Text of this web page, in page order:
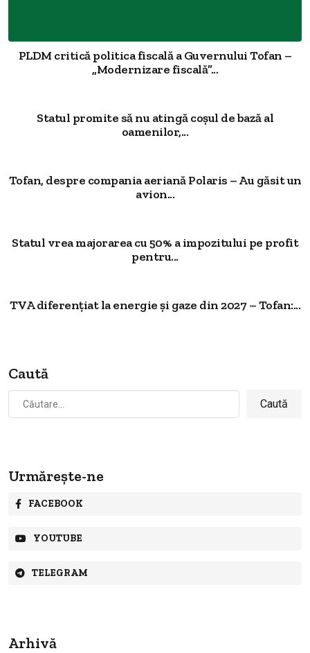
PLDM critică politica fiscală a Guvernului Tofan –
„Modernizare fiscală”...
Statul promite să nu atingă coșul de bază al
oamenilor,...
Tofan, despre compania aeriană Polaris – Au găsit un
avion...
Statul vrea majorarea cu 50% a impozitului pe profit
pentru...
TVA diferențiat la energie și gaze din 2027 – Tofan:...
Caută
Caută
după:
Urmărește-ne
FACEBOOK
YOUTUBE
TELEGRAM
Arhivă